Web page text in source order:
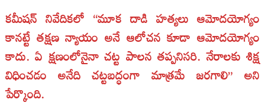
కమీషన్ నివేదికలో “మూక దాడి హత్యలు ఆమోదయోగ్యం
కానట్టే తక్షణ న్యాయం అనే ఆలోచన కూడా ఆమోదయోగ్యం
కాదు. ఏ క్షణంలోనైనా చట్ట పాలన తప్పనిసరి. నేరాలకు శిక్ష
విధించడం అనేది చట్టబద్ధంగా మాత్రమే జరగాలి” అని
పేర్కొంది.